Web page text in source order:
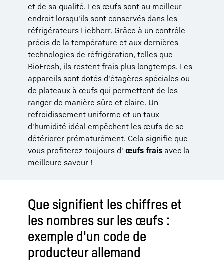
et de sa qualité. Les œufs sont au meilleur
endroit lorsqu'ils sont conservés dans les
réfrigérateurs Liebherr. Grâce à un contrôle
précis de la température et aux dernières
technologies de réfrigération, telles que
BioFresh, ils restent frais plus longtemps. Les
appareils sont dotés d'étagères spéciales ou
de plateaux à œufs qui permettent de les
ranger de manière sûre et claire. Un
refroidissement uniforme et un taux
d'humidité idéal empêchent les œufs de se
détériorer prématurément. Cela signifie que
vous profiterez toujours d' œufs frais avec la
meilleure saveur !
Que signifient les chiffres et
les nombres sur les œufs :
exemple d'un code de
producteur allemand